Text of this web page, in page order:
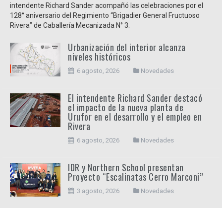
intendente Richard Sander acompañó las celebraciones por el
128° aniversario del Regimiento “Brigadier General Fructuoso
Rivera” de Caballería Mecanizada N° 3.
Urbanización del interior alcanza
niveles históricos
6 agosto, 2026 Novedades
El intendente Richard Sander destacó
el impacto de la nueva planta de
Urufor en el desarrollo y el empleo en
Rivera
6 agosto, 2026 Novedades
IDR y Northern School presentan
Proyecto “Escalinatas Cerro Marconi”
3 agosto, 2026 Novedades